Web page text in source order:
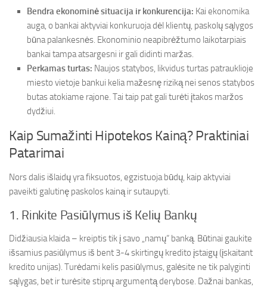
Bendra ekonominė situacija ir konkurencija: Kai ekonomika
auga, o bankai aktyviai konkuruoja dėl klientų, paskolų sąlygos
būna palankesnės. Ekonominio neapibrėžtumo laikotarpiais
bankai tampa atsargesni ir gali didinti maržas.
Perkamas turtas: Naujos statybos, likvidus turtas patrauklioje
miesto vietoje bankui kelia mažesnę riziką nei senos statybos
butas atokiame rajone. Tai taip pat gali turėti įtakos maržos
dydžiui.
Kaip Sumažinti Hipotekos Kainą? Praktiniai
Patarimai
Nors dalis išlaidų yra fiksuotos, egzistuoja būdų, kaip aktyviai
paveikti galutinę paskolos kainą ir sutaupyti.
1. Rinkite Pasiūlymus iš Kelių Bankų
Didžiausia klaida – kreiptis tik į savo „namų“ banką. Būtinai gaukite
išsamius pasiūlymus iš bent 3-4 skirtingų kredito įstaigų (įskaitant
kredito unijas). Turėdami kelis pasiūlymus, galėsite ne tik palyginti
sąlygas, bet ir turėsite stiprų argumentą derybose. Dažnai bankas,